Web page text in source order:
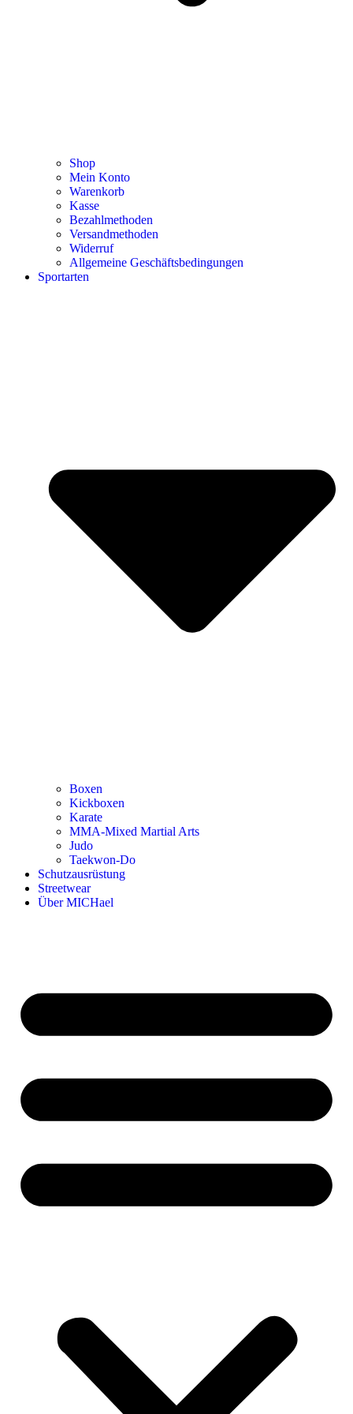
Shop
Mein Konto
Warenkorb
Kasse
Bezahlmethoden
Versandmethoden
Widerruf
Allgemeine Geschäftsbedingungen
Sportarten
Boxen
Kickboxen
Karate
MMA-Mixed Martial Arts
Judo
Taekwon-Do
Schutzausrüstung
Streetwear
Über MICHael